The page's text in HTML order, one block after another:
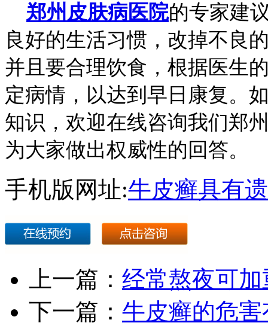
郑州皮肤病医院的专家建
良好的生活习惯，改掉不良
并且要合理饮食，根据医生
定病情，以达到早日康复。
知识，欢迎在线咨询我们郑
为大家做出权威性的回答。
手机版网址:牛皮癣具有
上一篇： 经常熬夜可
下一篇： 牛皮癣的危